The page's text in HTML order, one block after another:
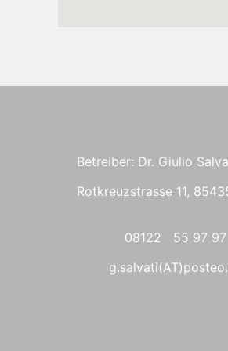
Betreiber: Dr. Giulio
Rotkreuzstrasse 11,
08122 55 97 97